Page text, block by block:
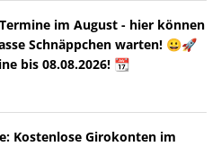
im August - hier können
Schnäppchen warten! 😀🚀
bis 08.08.2026! 📆
Kostenlose Girokonten im